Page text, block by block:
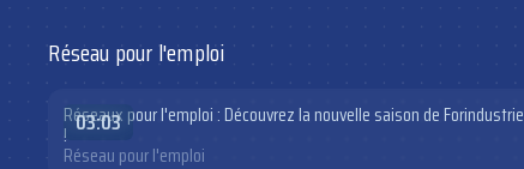
Réseau pour l'emploi
03:03
Réseaux pour l'emploi : Découvrez la nouvelle saison de Forindustrie
!
Réseau pour l'emploi